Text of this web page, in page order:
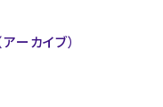
ーカイブ）